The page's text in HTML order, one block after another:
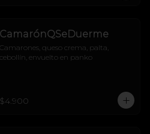
CamarónQSeDuerme
Camarones, queso crema, palta,
cebollín, envuelto en panko
$4.900